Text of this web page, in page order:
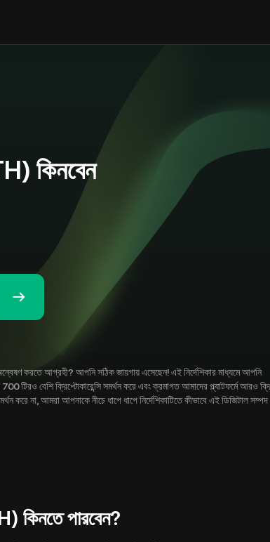
কিনবেন
করতে আগ্রহী? আপনি সঠিক জায়গায় এসেছেন! এই নির্দেশিকার মাধ্যমে আপনি
বেশি ক্রিপ্টোকারেন্সি সমর্থন করে এবং ক্রমাগত আমাদের প্ল্যাটফর্মে আরও
না, আমরা আপনাকে নীচে ধাপে ধাপে নির্দেশিকাটিতে কীভাবে এই ডিজিটাল সম্পদ
পারবেন?